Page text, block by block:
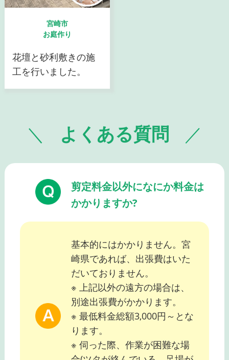
宮崎市
お庭作り
花壇と砂利敷きの施
工を行いました。
よくある質問
剪定料金以外になにか料金は
かかりますか?
基本的にはかかりません。宮
崎県であれば、出張費はいた
だいておりません。
※ 上記以外の遠方の場合は、
別途出張費がかかります。
※ 最低料金総額3,000円～とな
ります。
※ 伺った際、作業が困難な場